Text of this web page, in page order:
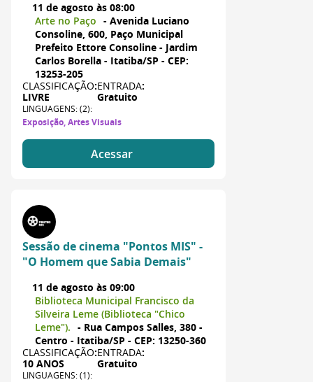
11 de agosto às 08:00
Arte no Paço - Avenida Luciano
Consoline, 600, Paço Municipal
Prefeito Ettore Consoline - Jardim
Carlos Borella - Itatiba/SP - CEP:
13253-205
CLASSIFICAÇÃO:
LIVRE
ENTRADA:
Gratuito
LINGUAGENS: (2):
Exposição, Artes Visuais
Acessar
Sessão de cinema "Pontos MIS" -
"O Homem que Sabia Demais"
11 de agosto às 09:00
Biblioteca Municipal Francisco da
Silveira Leme (Biblioteca "Chico
Leme"). - Rua Campos Salles, 380 -
Centro - Itatiba/SP - CEP: 13250-360
CLASSIFICAÇÃO:
10 ANOS
ENTRADA:
Gratuito
LINGUAGENS: (1):